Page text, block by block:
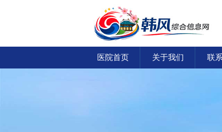
医院首页 关于我们 联